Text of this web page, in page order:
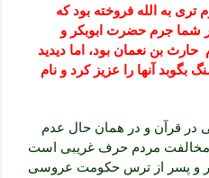
به الله فروخته بود که
شما جرم حضرت ابوبکر و
بن نعمان بود، اما دیدید
آنها را عزیز کرد و نام
در قرآن و در همان حال عدم
مخالفت مردم حرف غریبی است
و پسر از ترس حکومت عروسی